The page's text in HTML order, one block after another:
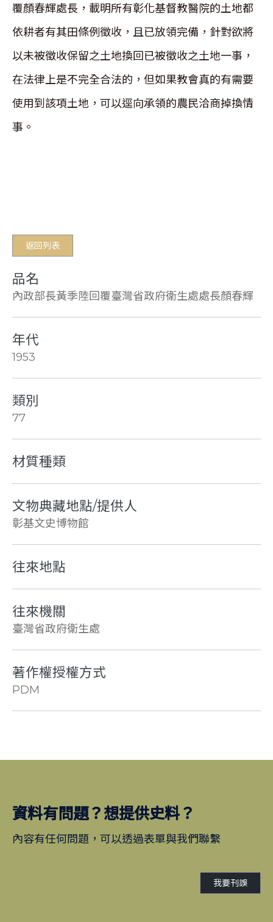
覆顏春輝處長，載明所有彰化基督教醫院的土地都
依耕者有其田條例徵收，且已放領完備，針對欲將
以未被徵收保留之土地換回已被徵收之土地一事，
在法律上是不完全合法的，但如果教會真的有需要
使用到該項土地，可以逕向承領的農民洽商掉換情
事。
返回列表
品名
內政部長黃季陸回覆臺灣省政府衛生處處長顏春輝
年代
1953
類別
77
材質種類
文物典藏地點/提供人
彰基文史博物館
往來地點
往來機關
臺灣省政府衛生處
著作權授權方式
PDM
資料有問題？想提供史料？
內容有任何問題，可以透過表單與我們聯繫
我要刊誤